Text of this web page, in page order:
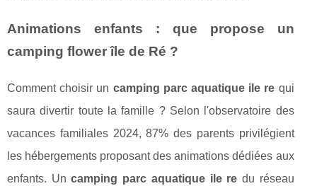
Animations enfants : que propose un
camping flower île de Ré ?
Comment choisir un camping parc aquatique ile re qui
saura divertir toute la famille ? Selon l'observatoire des
vacances familiales 2024, 87% des parents privilégient
les hébergements proposant des animations dédiées aux
enfants. Uncamping parc aquatique ile re du réseau